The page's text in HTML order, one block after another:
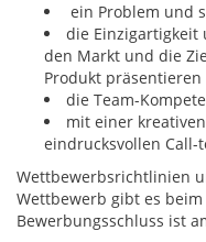
ein Problem und
die Einzigartigkeit
den Markt und die
Produkt präsentieren
die Team-
mit einer
eindrucksvollen Call-
Wettbewerbsrichtlinien
Wettbewerb gibt es beim
Bewerbungsschluss ist